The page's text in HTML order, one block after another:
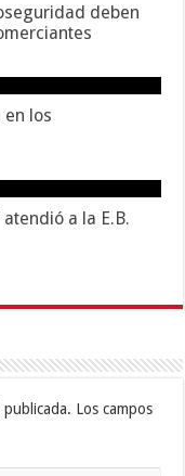
deben
los
a la E.B.
Los campos